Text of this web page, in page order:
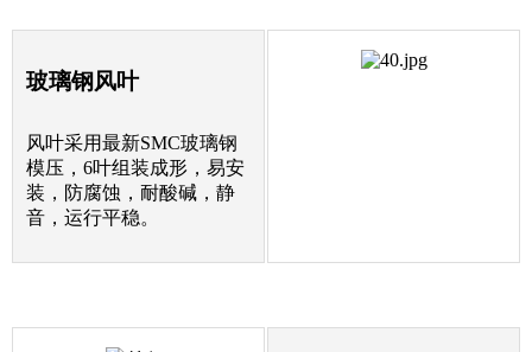
玻璃钢风叶
风叶采用最新SMC玻璃钢
模压，6叶组装成形，易安
装，防腐蚀，耐酸碱，静
音，运行平稳。